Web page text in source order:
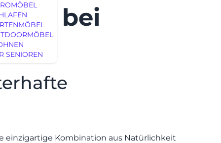
SENIOREN
bei
einzigartige Kombination aus Natürlichkeit